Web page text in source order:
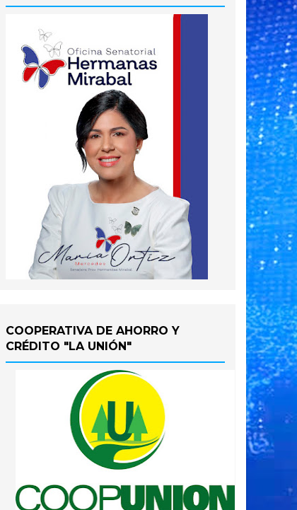
COOPERATIVA DE AHORRO Y
CRÉDITO "LA UNIÓN"